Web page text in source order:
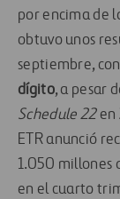
por encima de
obtuvo unos
septiembre,
dígito, a pesar
Schedule 22en
ETR anunció
1.050 millones
en el cuarto